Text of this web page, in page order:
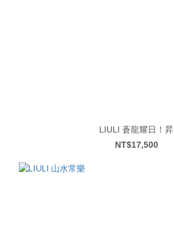
LIULI 蒼龍耀日！昇
NT$17,500